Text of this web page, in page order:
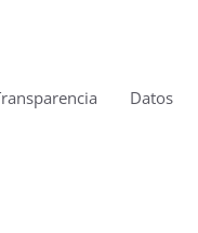
Datos